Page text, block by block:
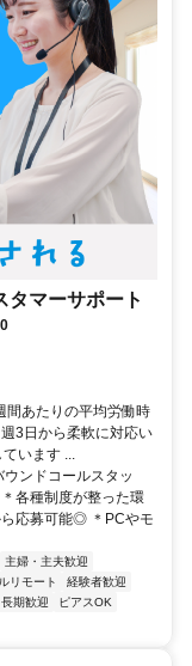
タマーサポート
間あたりの平均労働時
3日から柔軟に対応い
います ...
ンドコールスタッ
各種制度が整った環
応募可能◎ ＊PCやモ
主婦・主夫歓迎
リモート
経験者歓迎
長期歓迎
ピアスOK